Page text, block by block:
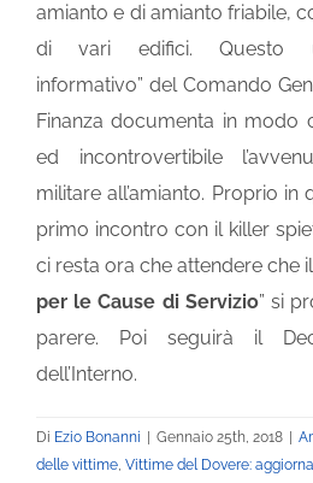
amianto e di amianto friabile,
di vari edifici. Questo
informativo” del Comando
Finanza documenta in modo
ed incontrovertibile
militare all’amianto. Proprio
primo incontro con il killer
ci resta ora che attendere che il
per le Cause di Servizio” si
parere. Poi seguirà il
dell’Interno.
Di Ezio Bonanni Gennaio 25th, 2018
delle vittime, Vittime del Dovere: